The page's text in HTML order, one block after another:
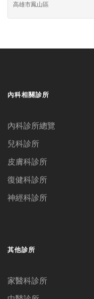
高雄市鳳山區
內科相關診所
內科診所總覽
兒科診所
皮膚科診所
復健科診所
神經科診所
其他診所
家醫科診所